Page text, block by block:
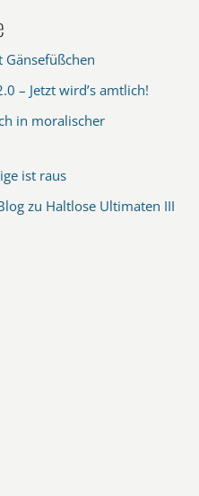
Gänsefüßchen
– Jetzt wird’s amtlich!
in moralischer
ist raus
zu Haltlose Ultimaten III